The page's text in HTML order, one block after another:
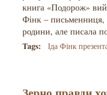
книга «Подорож»
Фінк – письменниця,
родини, але писала
Tags: Іда Фінк